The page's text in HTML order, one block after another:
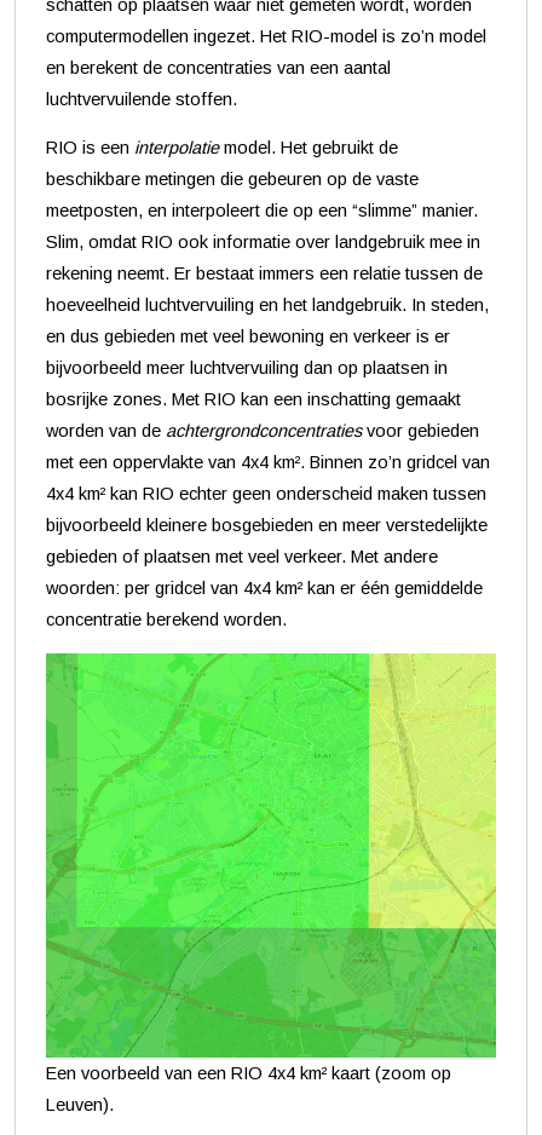
schatten op plaatsen waar niet gemeten wordt, worden
computermodellen ingezet. Het RIO-model is zo’n model
en berekent de concentraties van een aantal
luchtvervuilende stoffen.
RIO is een interpolatiemodel. Het gebruikt de
beschikbare metingen die gebeuren op de vaste
meetposten, en interpoleert die op een “slimme” manier.
Slim, omdat RIO ook informatie over landgebruik mee in
rekening neemt. Er bestaat immers een relatie tussen de
hoeveelheid luchtvervuiling en het landgebruik. In steden,
en dus gebieden met veel bewoning en verkeer is er
bijvoorbeeld meer luchtvervuiling dan op plaatsen in
bosrijke zones. Met RIO kan een inschatting gemaakt
worden van de achtergrondconcentratiesvoor gebieden
met een oppervlakte van 4x4 km². Binnen zo’n gridcel van
4x4 km² kan RIO echter geen onderscheid maken tussen
bijvoorbeeld kleinere bosgebieden en meer verstedelijkte
gebieden of plaatsen met veel verkeer. Met andere
woorden: per gridcel van 4x4 km² kan er één gemiddelde
concentratie berekend worden.
Een voorbeeld van een RIO 4x4 km² kaart (zoom op
Leuven).